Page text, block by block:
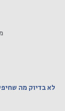
לא בדיוק מה